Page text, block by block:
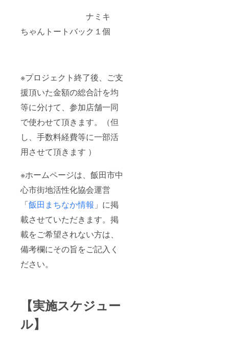
ナミキ
ちゃんトートバック１個
※プロジェクト終了後、ご支
援頂いた金額の総合計を均
等に分けて、参加店舗一同
で使わせて頂きます。（但
し、手数料経費等に一部活
用させて頂きます ）
※ホームページは、飯田市中
心市街地活性化協会運営
「飯田まちなか情報 」に掲
載させていただきます。掲
載をご希望されない方は、
備考欄にその旨をご記入く
ださい。
【実施スケジュー
ル】